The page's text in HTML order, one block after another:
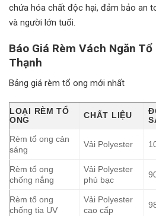
chứa hóa chất độc hại, đảm bảo an
và người lớn tuổi.
Báo Giá Rèm Vách Ngăn
Thạnh
Bảng giá rèm tổ ong mới nhất
LOẠI RÈM TỔ
ONG
CHẤT LIỆU
Rèm tổ ong cản
sáng
Vải Polyester
Rèm tổ ong
chống nắng
Vải Polyester
phủ bạc
Rèm tổ ong
chống tia UV
Vải Polyester
cao cấp